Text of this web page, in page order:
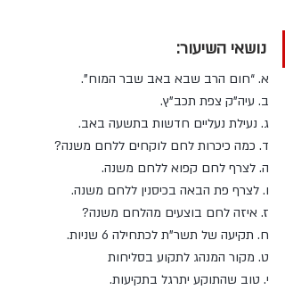
נושאי השיעור:
א. “חום הרב שבא באב שבר המוח”.
ב. עיה”ק צפת תכב”ץ.
ג. נעילת נעליים חדשות בתשעה באב.
ד. כמה כיכרות לחם לוקחים ללחם משנה?
ה. לצרף לחם קפוא ללחם משנה.
ו. לצרף פת הבאה בכיסנין ללחם משנה.
ז. איזה לחם בוצעים מהלחם משנה?
ח. תקיעה של תשר”ת לכתחילה 6 שניות.
ט. מקור המנהג לתקוע בסליחות
י. טוב שהתוקע יתרגל בתקיעות.